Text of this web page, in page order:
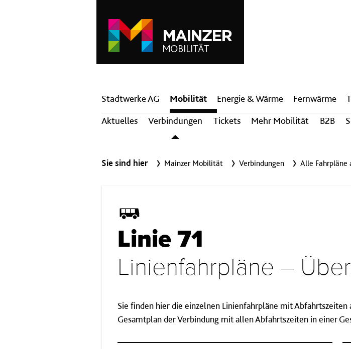
Hauptnavigation
Stadtwerke AG
Mobilität
Aktuelles
Verbindungen Tickets Mehr Mobilität B2B
Energie & Wärme Fern­wärme
Sie sind hier Mainzer Mobilität Verbindungen Alle Fahrpläne
Bus
Linie 71
Linienfahrpläne –
Sie finden hier die einzelnen Linienfahrpläne mit
Gesamtplan der Verbindung mit allen Abfahrtszeiten in einer